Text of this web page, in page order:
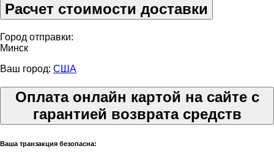
Расчет стоимости доставки
Город отправки:
Минск
Ваш город: США
Оплата онлайн картой на сайте с
гарантией возврата средств
Ваша транзакция безопасна: